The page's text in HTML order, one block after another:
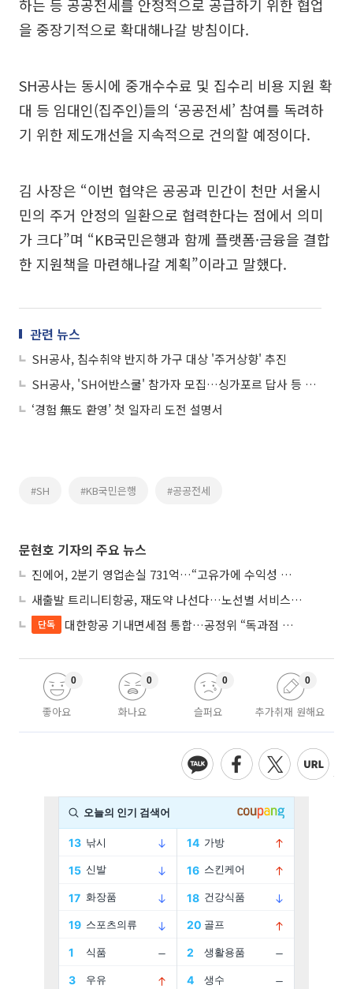
하는 등 공공전세를 안정적으로 공급하기 위한 협업
을 중장기적으로 확대해나갈 방침이다.
SH공사는 동시에 중개수수료 및 집수리 비용 지원 확
대 등 임대인(집주인)들의 ‘공공전세’ 참여를 독려하
기 위한 제도개선을 지속적으로 건의할 예정이다.
김 사장은 “이번 협약은 공공과 민간이 천만 서울시
민의 주거 안정의 일환으로 협력한다는 점에서 의미
가 크다”며 “KB국민은행과 함께 플랫폼·금융을 결합
한 지원책을 마련해나갈 계획”이라고 말했다.
관련 뉴스
SH공사, 침수취약 반지하 가구 대상 '주거상향' 추진
SH공사, 'SH어반스쿨' 참가자 모집…싱가포르 답사 등 지원
‘경험 無도 환영’ 첫 일자리 도전 설명서
#SH #KB국민은행 #공공전세
문현호 기자의 주요 뉴스
진에어, 2분기 영업손실 731억…“고유가에 수익성 악화”
새출발 트리니티항공, 재도약 나선다…노선별 서비스 차별화
단독 대한항공 기내면세점 통합…공정위 “독과점 여부 따진다”
좋아요
0
화나요
0
슬퍼요
0
추가취재 원해요
0